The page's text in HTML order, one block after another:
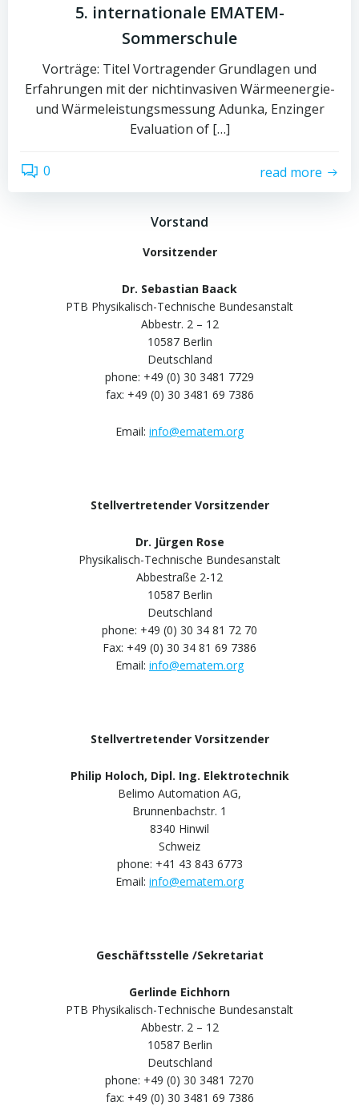
5. internationale EMATEM-
Sommerschule
Vorträge: Titel Vortragender Grundlagen und
Erfahrungen mit der nichtinvasiven Wärmeenergie-
und Wärmeleistungsmessung Adunka, Enzinger
Evaluation of […]
0 read more
Vorstand
Vorsitzender
Dr. Sebastian Baack
PTB Physikalisch-Technische Bundesanstalt
Abbestr. 2 – 12
10587 Berlin
Deutschland
phone: +49 (0) 30 3481 7729
fax: +49 (0) 30 3481 69 7386
Email: info@ematem.org
Stellvertretender Vorsitzender
Dr. Jürgen Rose
Physikalisch-Technische Bundesanstalt
Abbestraße 2-12
10587 Berlin
Deutschland
phone: +49 (0) 30 34 81 72 70
Fax: +49 (0) 30 34 81 69 7386
Email: info@ematem.org
Stellvertretender Vorsitzender
Philip Holoch, Dipl. Ing. Elektrotechnik
Belimo Automation AG,
Brunnenbachstr. 1
8340 Hinwil
Schweiz
phone: +41 43 843 6773
Email: info@ematem.org
Geschäftsstelle /Sekretariat
Gerlinde Eichhorn
PTB Physikalisch-Technische Bundesanstalt
Abbestr. 2 – 12
10587 Berlin
Deutschland
phone: +49 (0) 30 3481 7270
fax: +49 (0) 30 3481 69 7386